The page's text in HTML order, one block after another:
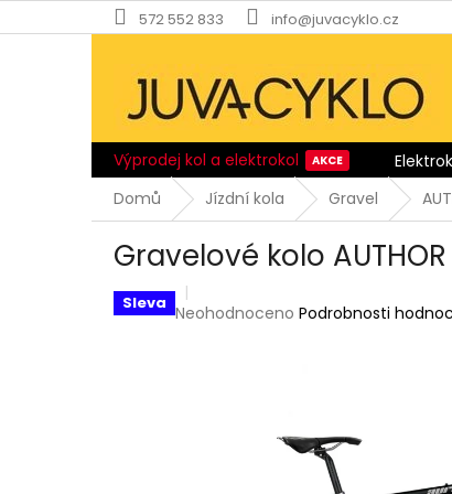
na
572 552 833 info@juvacyklo.cz
Výprodej kol a elektrokol
Domů
Jízdní kola Gravel
Gravelové kolo
Sleva Průměrné
Neohodnoceno Podrobnosti